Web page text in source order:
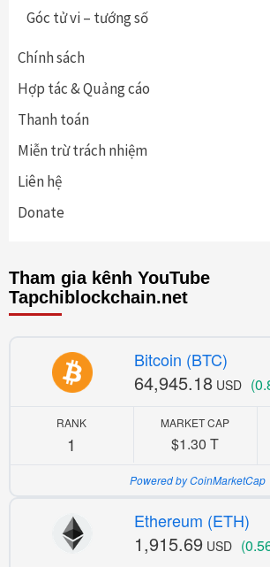
Góc tử vi – tướng số
Chính sách
Hợp tác & Quảng cáo
Thanh toán
Miễn trừ trách nhiệm
Liên hệ
Donate
Tham gia kênh YouTube
Tapchiblockchain.net
Bitcoin (BTC)
64,945.18 USD
RANK
1
MARKET CAP
$1.30 T
Powered by CoinMarketCap
Ethereum (ETH)
1,915.69 USD